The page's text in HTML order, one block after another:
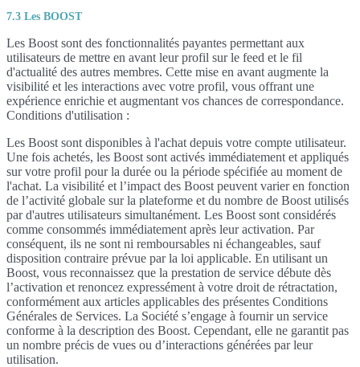
7.3 Les BOOST
Les Boost sont des fonctionnalités payantes permettant aux
utilisateurs de mettre en avant leur profil sur le feed et le fil
d'actualité des autres membres. Cette mise en avant augmente la
visibilité et les interactions avec votre profil, vous offrant une
expérience enrichie et augmentant vos chances de correspondance.
Conditions d'utilisation :
Les Boost sont disponibles à l'achat depuis votre compte utilisateur.
Une fois achetés, les Boost sont activés immédiatement et appliqués
sur votre profil pour la durée ou la période spécifiée au moment de
l'achat. La visibilité et l’impact des Boost peuvent varier en fonction
de l’activité globale sur la plateforme et du nombre de Boost utilisés
par d'autres utilisateurs simultanément. Les Boost sont considérés
comme consommés immédiatement après leur activation. Par
conséquent, ils ne sont ni remboursables ni échangeables, sauf
disposition contraire prévue par la loi applicable. En utilisant un
Boost, vous reconnaissez que la prestation de service débute dès
l’activation et renoncez expressément à votre droit de rétractation,
conformément aux articles applicables des présentes Conditions
Générales de Services. La Société s’engage à fournir un service
conforme à la description des Boost. Cependant, elle ne garantit pas
un nombre précis de vues ou d’interactions générées par leur
utilisation.